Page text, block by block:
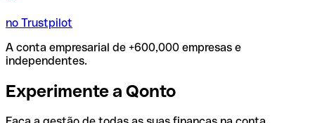
no Trustpilot
A conta empresarial de +600,000 empresas e
independentes.
Experimente a Qonto